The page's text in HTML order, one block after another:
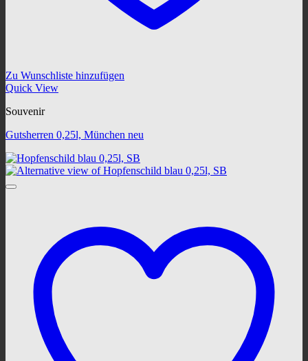
Zu Wunschliste hinzufügen
Quick View
Souvenir
Gutsherren 0,25l, München neu